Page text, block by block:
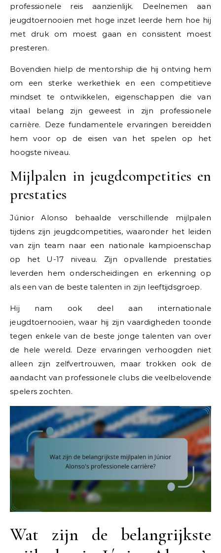
professionele reis aanzienlijk. Deelnemen aan
jeugdtoernooien met hoge inzet leerde hem hoe hij
met druk om moest gaan en consistent moest
presteren.
Bovendien hielp de mentorship die hij ontving hem
om een sterke werkethiek en een competitieve
mindset te ontwikkelen, eigenschappen die van
vitaal belang zijn geweest in zijn professionele
carrière. Deze fundamentele ervaringen bereidden
hem voor op de eisen van het spelen op het
hoogste niveau.
Mijlpalen in jeugdcompetities en
prestaties
Júnior Alonso behaalde verschillende mijlpalen
tijdens zijn jeugdcompetities, waaronder het leiden
van zijn team naar een nationale kampioenschap
op het U-17 niveau. Zijn opvallende prestaties
leverden hem onderscheidingen en erkenning op
als een van de beste talenten in zijn leeftijdsgroep.
Hij nam ook deel aan internationale
jeugdtoernooien, waar hij zijn vaardigheden toonde
tegen enkele van de beste jonge talenten van over
de hele wereld. Deze ervaringen verhoogden niet
alleen zijn zelfvertrouwen, maar trokken ook de
aandacht van professionele clubs die veelbelovende
spelers zochten.
Wat zijn de belangrijkste